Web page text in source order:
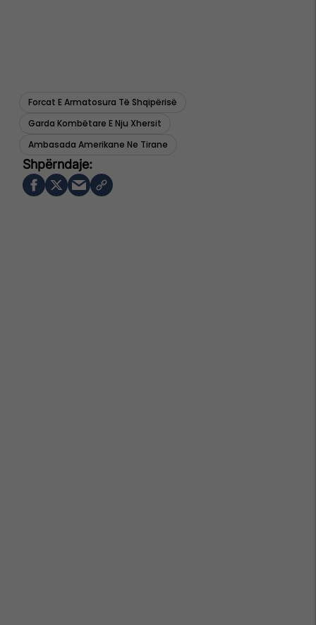
Forcat E Armatosura Të Shqipërisë
Garda Kombëtare E Nju Xhersit
Ambasada Amerikane Ne Tirane